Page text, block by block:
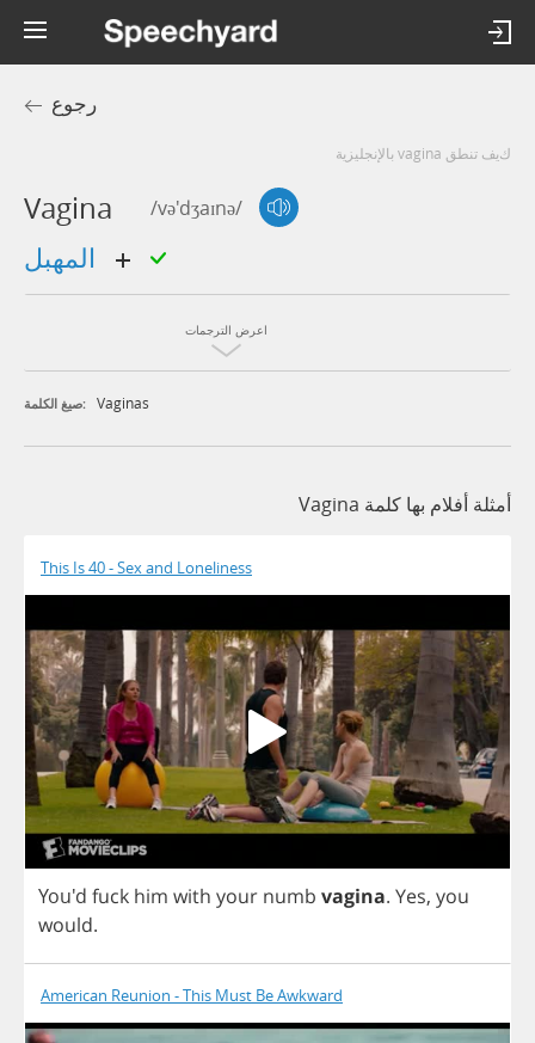
رجوع
كيف تنطق vagina بالإنجليزية
Vagina /və'dʒaɪnə/
اعرض الترجمات
صيغ الكلمة: Vaginas
أمثلة أفلام بها كلمة Vagina
This Is 40 - Sex and Loneliness
You'd fuck him with your numb vagina. Yes, you
would.
American Reunion - This Must Be Awkward